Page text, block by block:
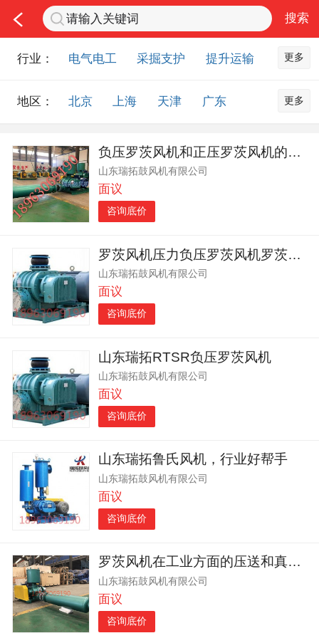
行业： 电气电工 采掘支护
提升运输
排水设备
钻探设备
非金属品
化工化学
安防设备
矿用物资
应急救援
农业机械
交通机械
更多
地区： 北京 上海 天津
广东
山东
内蒙古 黑龙江
吉林
辽宁
江苏 浙江
湖北
湖南
安徽
江西
陕西
西藏 甘肃
青海
宁夏
海南 新疆
台湾
香港
澳门
更多
负压罗茨风机和正压罗茨风机的不同
山东瑞拓鼓风机有限公司
面议
咨询底价
罗茨风机压力负压罗茨风机罗茨真空泵
山东瑞拓鼓风机有限公司
面议
咨询底价
山东瑞拓RTSR负压罗茨风机
山东瑞拓鼓风机有限公司
面议
咨询底价
山东瑞拓鲁氏风机，行业好帮手
山东瑞拓鼓风机有限公司
面议
咨询底价
罗茨风机在工业方面的压送和真空用途
山东瑞拓鼓风机有限公司
面议
咨询底价